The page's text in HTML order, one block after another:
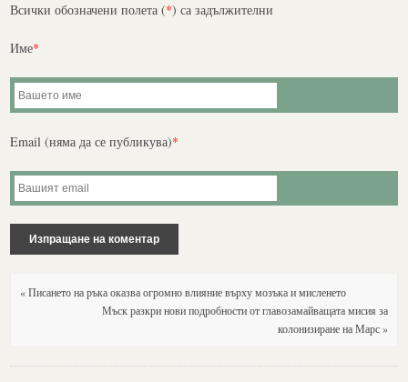
Всички обозначени полета (*) са задължителни
Име*
Email (няма да се публикува)*
« Писането на ръка оказва огромно влияние върху мозъка и мисленето
Мъск разкри нови подробности от главозамайващата мисия за
колонизиране на Марс »